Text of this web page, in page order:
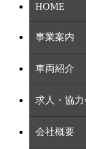
HOME
事業案内
車両紹介
求人・協
会社概要